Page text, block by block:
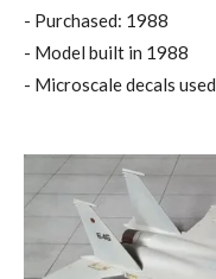
- Purchased: 1988
- Model built in 1988
- Microscale decals used